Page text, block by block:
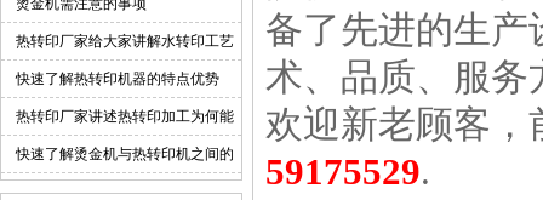
烫金机需注意的事项
热转印厂家给大家讲解水转印工艺
的优点
快速了解热转印机器的特点优势
热转印厂家讲述热转印加工为何能
越走越远
快速了解烫金机与热转印机之间的
差别
备了先进的生
术、品质、服务
欢迎新老顾客
59175529.